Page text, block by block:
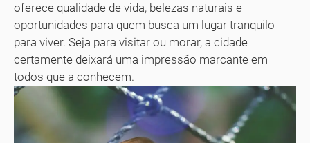
oferece qualidade de vida, belezas naturais e
oportunidades para quem busca um lugar tranquilo
para viver. Seja para visitar ou morar, a cidade
certamente deixará uma impressão marcante em
todos que a conhecem.